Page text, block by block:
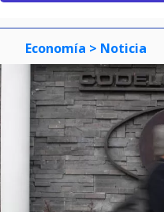
Economía > Noticia